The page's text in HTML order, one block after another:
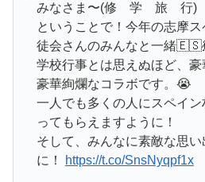
みなさま〜(修 学 旅 行)
ということで！今年の志摩
徒会さんのみんなと一緒
学校行事とは思えぬほど、豪
豪華絢爛なコラボです。😭
一人でも多くの人にスペイ
ってもらえますように！
そして、みんなに素敵な思い
に！
https://t.co/SnsNyqpf1x